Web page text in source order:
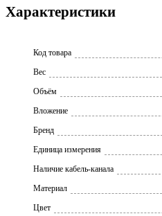
Характеристики
Код товара
Вес
Объём
Вложение
Бренд
Единица измерения
Наличие кабель-канала
Материал
Цвет